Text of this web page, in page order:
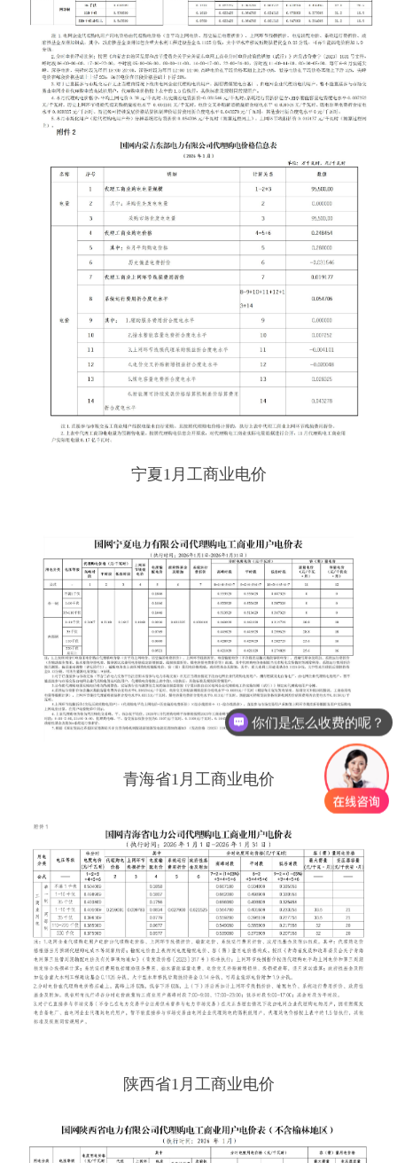
宁夏1月工商业电价
青海省1月工商业电价
陕西省1月工商业电价
你们是怎么收费的呢？